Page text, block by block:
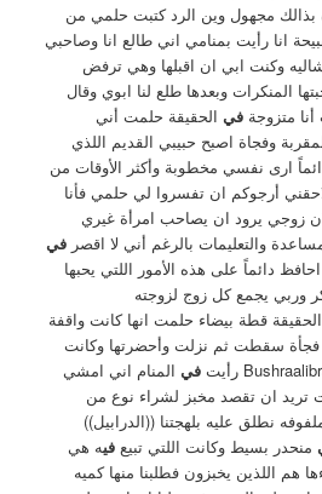
مجهول وين الرد كتبت حلمي من
انا رأيت بمنامي اني طالع انا وصاحبي
وكنت ابي ان اقبلها وهي ترفض
المنكرات وبعدها طلع لنا ابوي وقال
أنا متزوجةفي الحقيقة حلمت أني
وفجاة اصبح حبيبي القديم اللذي
ارى نفسي مخطوبة وأكثر الأوقات من
أرجوكم ان تفسروا لي حلمي فأنا
زوجي يرود ان يصاحب امرأة غيري
والتعليمات بالرغم أني لا اقصرفي
دائماً على هذه الأمور اللتي يحبها
وربي يجمع كل زوج لزوجته
الحقيقة قطة بيضاء حلمت انها كانت واقفة
فجأة سقطت ثم نزلت وأحضرتها وكانت
رأيتفي المنام اني امشي
تريد ان تقصد مخبز لشراء نوع من
نطلق عليه بلهجتنا ((الدرابيل))
منحدر بسيط وكانت اللتي تبيعفيه هي
هم اللذين يخبزون فطلبنا منها كميه